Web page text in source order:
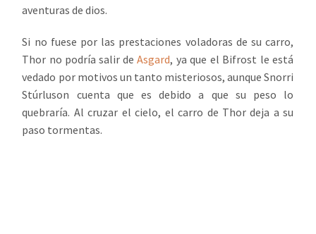
aventuras de dios.
Si no fuese por las prestaciones voladoras de su carro,
Thor no podría salir deAsgard, ya que el Bifrost le está
vedado por motivos un tanto misteriosos, aunque Snorri
Stúrluson cuenta que es debido a que su peso lo
quebraría. Al cruzar el cielo, el carro de Thor deja a su
paso tormentas.